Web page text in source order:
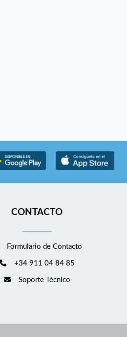
CONTACTO
Formulario de Contacto
+34 911 04 84 85
Soporte Técnico